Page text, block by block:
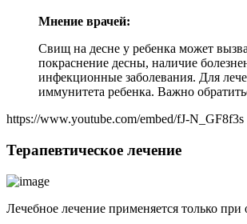
Мнение врачей:
Свищ на десне у ребенка может
покраснение десны, наличие
инфекционные заболевания. Для
иммунитета ребенка. Важно
https://www.youtube.com/embed/fJ-N_GF8f3s
Терапевтическое лечение
Лечебное лечение применяется только